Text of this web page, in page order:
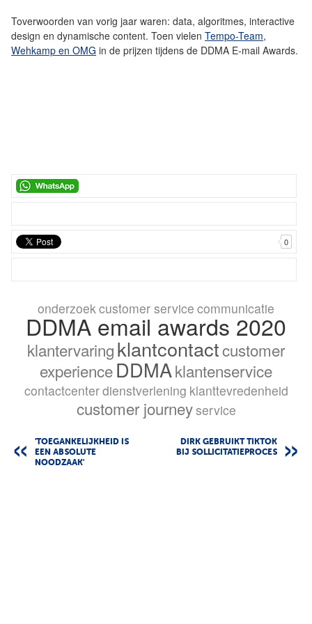
Toverwoorden van vorig jaar waren: data, algoritmes, interactive
design en dynamische content. Toen vielen Tempo-Team,
Wehkamp en OMG in de prijzen tijdens de DDMA E-mail Awards.
0
onderzoekcustomer service communicatie
DDMA email awards 2020
klantervaringklantcontactcustomer
experienceDDMAklantenservice
contactcenterdienstverlening klanttevredenheid
customer journeyservice
'TOEGANKELIJKHEID IS
EEN ABSOLUTE
NOODZAAK'
DIRK GEBRUIKT TIKTOK
BIJ SOLLICITATIEPROCES